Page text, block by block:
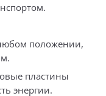
положении,
пластины
энергии.